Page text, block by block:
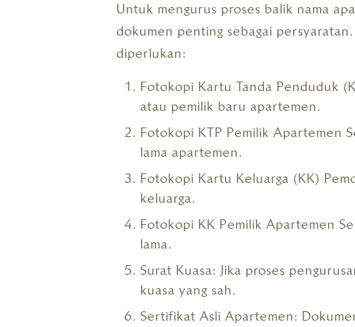
Untuk mengurus proses balik nama
dokumen penting sebagai
diperlukan:
Fotokopi Kartu Tanda Penduduk
atau pemilik baru apartemen.
Fotokopi KTP Pemilik Apartemen
lama apartemen.
Fotokopi Kartu Keluarga (KK)
keluarga.
Fotokopi KK Pemilik Apartemen
lama.
Surat Kuasa: Jika proses
kuasa yang sah.
Sertifikat Asli Apartemen: